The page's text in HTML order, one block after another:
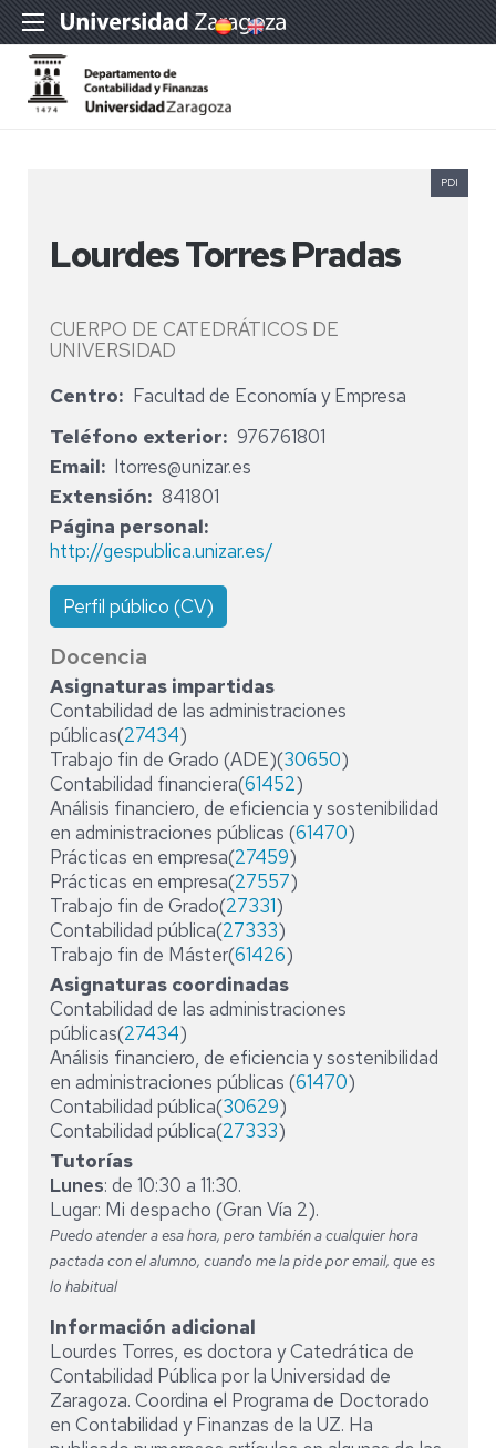
Lourdes Torres Pradas
CUERPO DE CATEDRÁTICOS DE
UNIVERSIDAD
PDI
Centro
Facultad de Economía y Empresa
Teléfono exterior
976761801
Email
ltorres@unizar.es
Extensión
841801
Página personal
http://gespublica.unizar.es/
Perfil público (CV)
Docencia
Asignaturas impartidas
Contabilidad de las administraciones
públicas(27434)
Trabajo fin de Grado (ADE)(30650)
Contabilidad financiera(61452)
Análisis financiero, de eficiencia y sostenibilidad
en administraciones públicas (61470)
Prácticas en empresa(27459)
Prácticas en empresa(27557)
Trabajo fin de Grado(27331)
Contabilidad pública(27333)
Trabajo fin de Máster(61426)
Asignaturas coordinadas
Contabilidad de las administraciones
públicas(27434)
Análisis financiero, de eficiencia y sostenibilidad
en administraciones públicas (61470)
Contabilidad pública(30629)
Contabilidad pública(27333)
Tutorías
Lunes: de 10:30 a 11:30.
Lugar: Mi despacho (Gran Vía 2).
Puedo atender a esa hora, pero también a cualquier hora
pactada con el alumno, cuando me la pide por email, que es
lo habitual
Información adicional
Lourdes Torres, es doctora y Catedrática de
Contabilidad Pública por la Universidad de
Zaragoza. Coordina el Programa de Doctorado
en Contabilidad y Finanzas de la UZ. Ha